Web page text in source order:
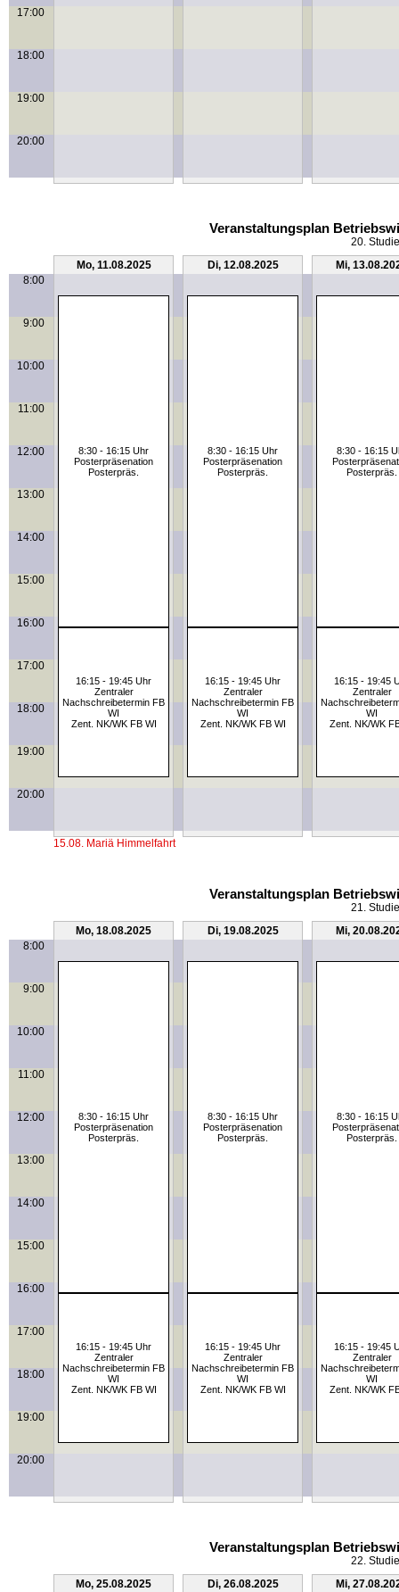
17:00
18:00
19:00
20:00
Veranstaltungsplan
20.
Mo, 11.08.2025
Di, 12.08.2025
Mi,
8:00
8:30 - 16:15 Uhr
Posterpräsenation
Posterpräs.
8:30 - 16:15 Uhr
Posterpräsenation
Posterpräs.
8:30 - 16:15
Posterpräs.
9:00
10:00
11:00
12:00
13:00
14:00
15:00
16:00
16:15 - 19:45 Uhr
Zentraler
Nachschreibetermin FB
WI
Zent. NK/WK FB WI
16:15 - 19:45 Uhr
Zentraler
Nachschreibetermin FB
WI
Zent. NK/WK FB WI
16:15 - 19:45
Zentraler
WI
Zent. NK/WK
17:00
18:00
19:00
20:00
15.08. Mariä Himmelfahrt
Veranstaltungsplan
21.
Mo, 18.08.2025
Di, 19.08.2025
Mi,
8:00
8:30 - 16:15 Uhr
Posterpräsenation
Posterpräs.
8:30 - 16:15 Uhr
Posterpräsenation
Posterpräs.
8:30 - 16:15
Posterpräs.
9:00
10:00
11:00
12:00
13:00
14:00
15:00
16:00
16:15 - 19:45 Uhr
Zentraler
Nachschreibetermin FB
WI
Zent. NK/WK FB WI
16:15 - 19:45 Uhr
Zentraler
Nachschreibetermin FB
WI
Zent. NK/WK FB WI
16:15 - 19:45
Zentraler
WI
Zent. NK/WK
17:00
18:00
19:00
20:00
Veranstaltungsplan
22.
Mo, 25.08.2025
Di, 26.08.2025
Mi,